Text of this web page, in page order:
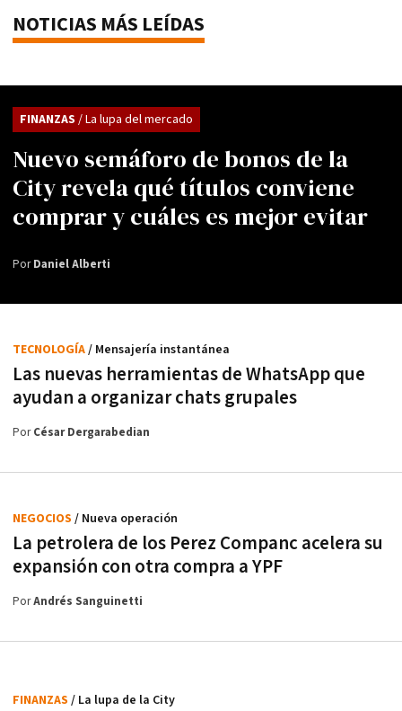
NOTICIAS MÁS LEÍDAS
Nuevo semáforo de bonos de la
City revela qué títulos conviene
comprar y cuáles es mejor evitar
FINANZAS / La lupa del mercado
PorDaniel Alberti
Las nuevas herramientas de WhatsApp que
ayudan a organizar chats grupales
TECNOLOGÍA/ Mensajería instantánea
PorCésar Dergarabedian
La petrolera de los Perez Companc acelera su
expansión con otra compra a YPF
NEGOCIOS / Nueva operación
PorAndrés Sanguinetti
FINANZAS / La lupa de la City